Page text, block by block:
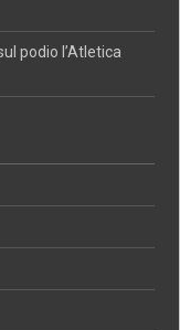
podio l’Atletica